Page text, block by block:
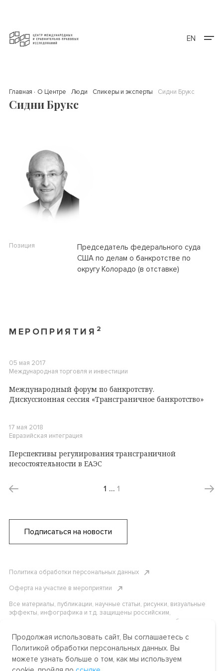
EN
Главная О Центре Люди Спикеры и эксперты Сидни Брукс
Сидни Брукс
Позиция
Председатель федерального суда
США по делам о банкротстве по
округу Колорадо (в отставке)
МЕРОПРИЯТИЯ 2
05 мая 2017
Международная торговля и инвестиции
Международный форум по банкротству.
Дискуссионная сессия «Трансграничное банкротство»
17 мая 2018
Евразийская интеграция
Перспективы регулирования трансграничной
несостоятельности в ЕАЭС
1 … 1
Подписаться на новости
Политика обработки персональных данных
Оферта на участие в мероприятии
Все материалы, публикации, научные статьи, рисунки, визуальные
эффекты, инфографика и т.д. защищены российским,
американским и международным законодательством об авторском
материалов без письменного разрешения АНО «Центр
международных и сравнительно-правовых исследований» или
аффилированных лиц строго запрещено. Пожалуйста, свяжитесь с
нами, чтобы узнать подробности.
Продолжая использовать сайт, Вы соглашаетесь с
Политикой обработки персональных данных. Вы
можете узнать больше о том, как мы используем